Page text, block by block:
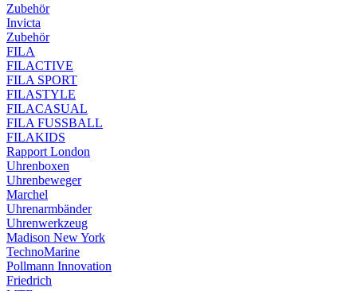
Zubehör
Invicta
Zubehör
FILA
FILACTIVE
FILA SPORT
FILASTYLE
FILACASUAL
FILA FUSSBALL
FILAKIDS
Rapport London
Uhrenboxen
Uhrenbeweger
Marchel
Uhrenarmbänder
Uhrenwerkzeug
Madison New York
TechnoMarine
Pollmann Innovation
Friedrich